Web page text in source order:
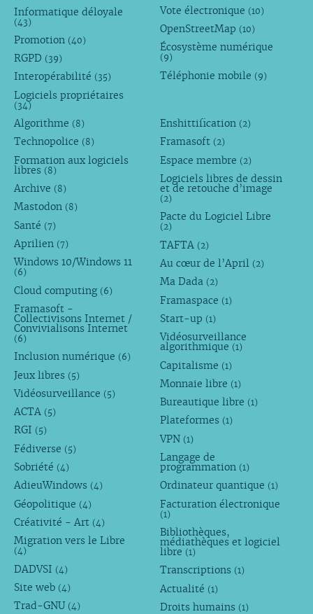
Informatique déloyale
(43)
Promotion (40)
RGPD (39)
Interopérabilité (35)
Logiciels propriétaires
(34)
Vote électronique (10)
OpenStreetMap (10)
Écosystème numérique
(9)
Téléphonie mobile (9)
Algorithme (8)
Technopolice (8)
Formation aux logiciels
libres (8)
Archive (8)
Mastodon (8)
Santé (7)
Aprilien (7)
Windows 10/Windows 11
(6)
Cloud computing (6)
Framasoft -
Collectivisons Internet /
Convivialisons Internet
(6)
Inclusion numérique (6)
Jeux libres (5)
Vidéosurveillance (5)
ACTA (5)
RGI (5)
Fédiverse (5)
Sobriété (4)
AdieuWindows (4)
Géopolitique (4)
Créativité - Art (4)
Migration vers le Libre
(4)
DADVSI (4)
Site web (4)
Trad-GNU (4)
Enshittification (2)
Framasoft (2)
Espace membre (2)
Logiciels libres de dessin
et de retouche d’image
(2)
Pacte du Logiciel Libre
(2)
TAFTA (2)
Au cœur de l’April (2)
Ma Dada (2)
Framaspace (1)
Start-up (1)
Vidéosurveillance
algorithmique (1)
Capitalisme (1)
Monnaie libre (1)
Bureautique libre (1)
Plateformes (1)
VPN (1)
Langage de
programmation (1)
Ordinateur quantique (1)
Facturation électronique
(1)
Bibliothèques,
médiathèques et logiciel
libre (1)
Transcriptions (1)
Actualité (1)
Droits humains (1)